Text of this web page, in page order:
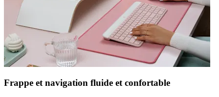
Frappe et navigation fluide et confortable